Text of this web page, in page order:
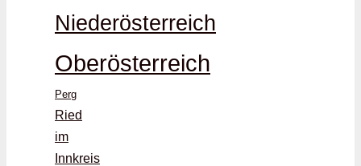
Niederösterreich
Oberösterreich
Perg
Ried
im
Innkreis